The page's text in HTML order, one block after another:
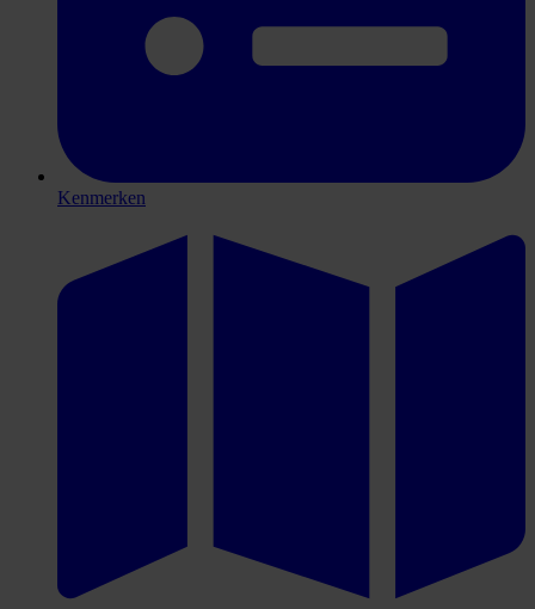
Kenmerken